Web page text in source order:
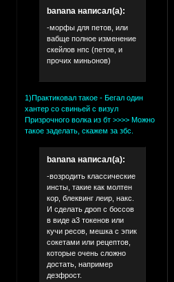
banana написал(а):
-морфы для петов, или
вабще полное изменение
скейлов нпс (петов, и
прочих миньонов)
1)Практиковал такое - Бегал один
хантер со свиньей с визул
Призрочного волка из бт >>>> Можно
такое заделать, скажем за збс.
banana написал(а):
-возродить классические
инсты, такие как молтен
кор, блеквинг леир, накс.
И сделать дроп с боссов
в виде а3 токенов или
кучи ресов, мешка с эпик
сокетами или рецептов,
которые очень сложно
достать, например
дезфрост.